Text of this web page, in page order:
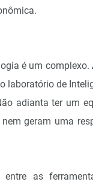
é um complexo.
laboratório de
adianta ter um
geram uma
as